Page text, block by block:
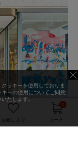
お気に入り
0
カート
ッキーを使用しておりま
キーの使用についてご同意
たします。